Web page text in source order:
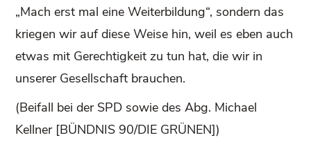
„Mach erst mal eine Weiterbildung“, sondern das
kriegen wir auf diese Weise hin, weil es eben auch
etwas mit Gerechtigkeit zu tun hat, die wir in
unserer Gesellschaft brauchen.
(Beifall bei der SPD sowie des Abg. Michael
Kellner [BÜNDNIS 90/DIE GRÜNEN])